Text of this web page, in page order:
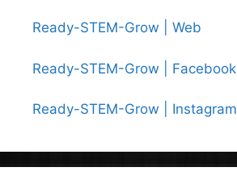
Ready-STEM-Grow | Web
Ready-STEM-Grow | Facebook
Ready-STEM-Grow | Instagram